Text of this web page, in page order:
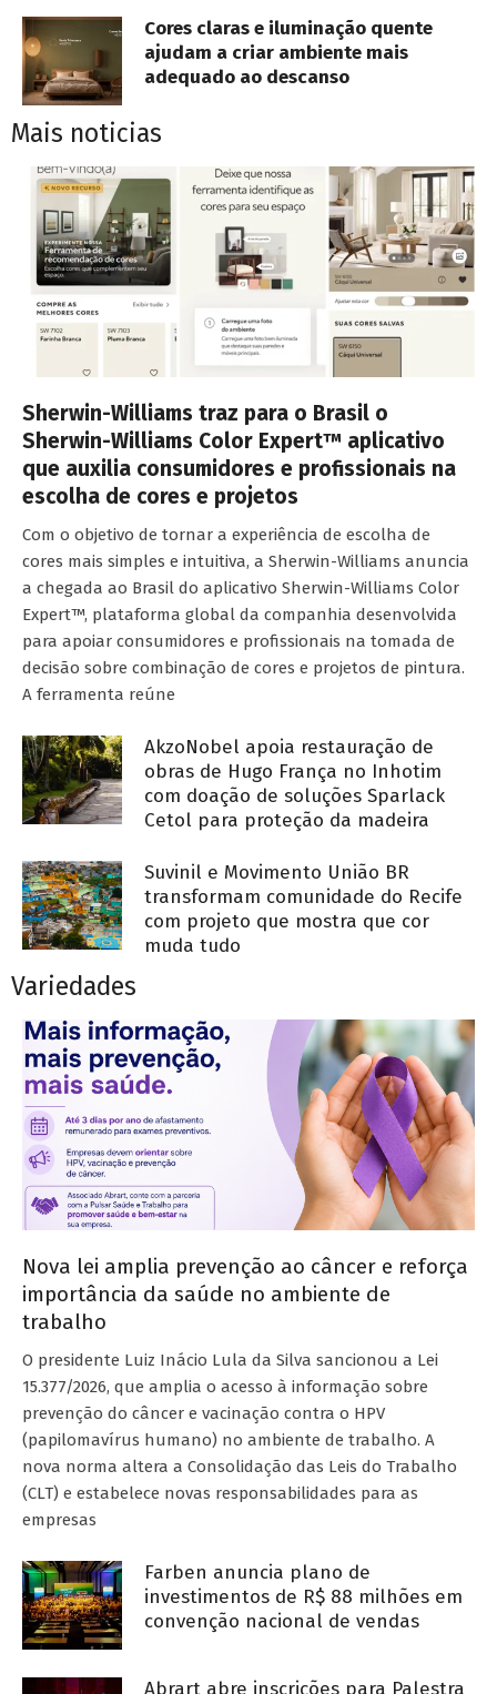
Cores claras e iluminação quente
ajudam a criar ambiente mais
adequado ao descanso
Mais noticias
Sherwin-Williams traz para o Brasil o
Sherwin-Williams Color Expert™ aplicativo
que auxilia consumidores e profissionais na
escolha de cores e projetos
Com o objetivo de tornar a experiência de escolha de
cores mais simples e intuitiva, a Sherwin-Williams anuncia
a chegada ao Brasil do aplicativo Sherwin-Williams Color
Expert™, plataforma global da companhia desenvolvida
para apoiar consumidores e profissionais na tomada de
decisão sobre combinação de cores e projetos de pintura.
A ferramenta reúne
AkzoNobel apoia restauração de
obras de Hugo França no Inhotim
com doação de soluções Sparlack
Cetol para proteção da madeira
Suvinil e Movimento União BR
transformam comunidade do Recife
com projeto que mostra que cor
muda tudo
Variedades
Nova lei amplia prevenção ao câncer e reforça
importância da saúde no ambiente de
trabalho
O presidente Luiz Inácio Lula da Silva sancionou a Lei
15.377/2026, que amplia o acesso à informação sobre
prevenção do câncer e vacinação contra o HPV
(papilomavírus humano) no ambiente de trabalho. A
nova norma altera a Consolidação das Leis do Trabalho
(CLT) e estabelece novas responsabilidades para as
empresas
Farben anuncia plano de
investimentos de R$ 88 milhões em
convenção nacional de vendas